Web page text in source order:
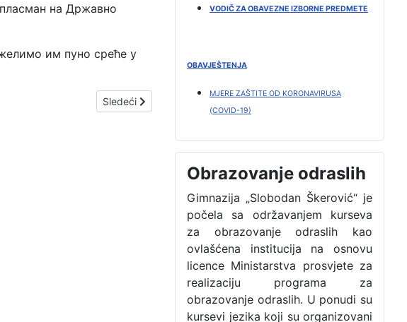
на Државно
им пуно среће у
Sledeći članak: ПОСЈЕТА ИЗЛОЖБИ НИКИЦЕ РАИЧЕВИЋА
Sledeći
VODIČ ZA OBAVEZNE IZBORNE PREDMETE
OBAVJEŠTENJA
MJERE ZAŠTITE OD KORONAVIRUSA
(COVID-19)
Obrazovanje odraslih
Gimnazija „Slobodan Škerović“ je
počela sa održavanjem kurseva
za obrazovanje odraslih kao
ovlašćena institucija na osnovu
licence Ministarstva prosvjete za
realizaciju programa za
obrazovanje odraslih. U ponudi su
kursevi jezika koji su organizovani